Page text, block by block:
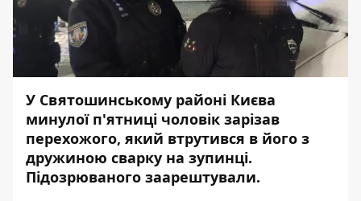
У Святошинському районі Києва
минулої п'ятниці чоловік зарізав
перехожого, який втрутився в його з
дружиною сварку на зупинці.
Підозрюваного заарештували.